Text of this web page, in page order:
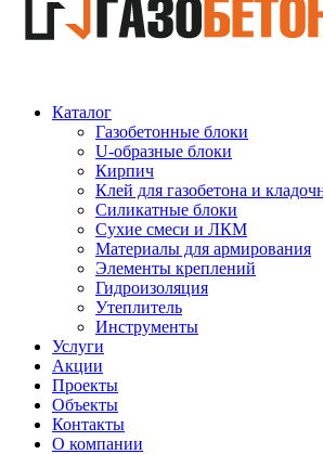
Каталог
Газобетонные блоки
U-образные блоки
Кирпич
Клей для газобетона и
Силикатные блоки
Сухие смеси и ЛКМ
Материалы для армирования
Элементы креплений
Гидроизоляция
Утеплитель
Инструменты
Услуги
Акции
Проекты
Объекты
Контакты
О компании